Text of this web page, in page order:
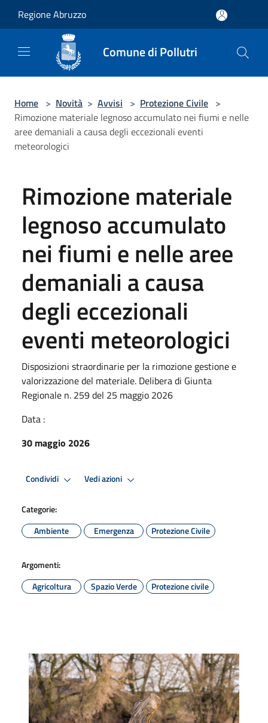
Regione Abruzzo
Comune di Pollutri
Home > Novità > Avvisi > Protezione Civile >
Rimozione materiale legnoso accumulato nei fiumi e nelle
aree demaniali a causa degli eccezionali eventi
meteorologici
Rimozione materiale
legnoso accumulato
nei fiumi e nelle aree
demaniali a causa
degli eccezionali
eventi meteorologici
Disposizioni straordinarie per la rimozione gestione e
valorizzazione del materiale. Delibera di Giunta
Regionale n. 259 del 25 maggio 2026
Data :
30 maggio 2026
Condividi Vedi azioni
Categorie:
Ambiente
Emergenza Protezione Civile
Argomenti:
Agricoltura
Spazio Verde Protezione civile